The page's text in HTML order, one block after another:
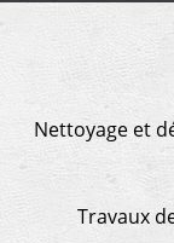
Nettoyage et
Travaux